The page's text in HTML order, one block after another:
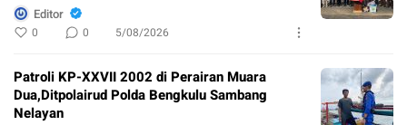
Editor
0 0 5/08/2026
Patroli KP-XXVII 2002 di Perairan Muara
Dua,Ditpolairud Polda Bengkulu Sambang
Nelayan